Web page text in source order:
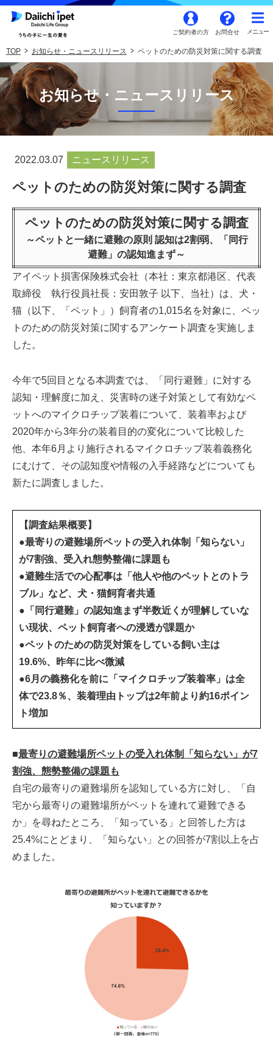
ご契約者の方 お問合せ
TOP お知らせ・ニュースリリース ペットのための防災対策に関する調査
お知らせ・ニュースリリース
2022.03.07 ニュースリリース
ペットのための防災対策に関する調査
ペットのための防災対策に関する調査
～ペットと一緒に避難の原則 認知は2割弱、「同行
避難」の認知進まず～
アイペット損害保険株式会社（本社：東京都港区、代表
取締役 執行役員社長：安田敦子 以下、当社）は、犬・
猫（以下、「ペット」）飼育者の1,015名を対象に、ペッ
トのための防災対策に関するアンケート調査を実施しま
した。
今年で5回目となる本調査では、「同行避難」に対する
認知・理解度に加え、災害時の迷子対策として有効なペ
ットへのマイクロチップ装着について、装着率および
2020年から3年分の装着目的の変化について比較した
他、本年6月より施行されるマイクロチップ装着義務化
にむけて、その認知度や情報の入手経路などについても
新たに調査しました。
【調査結果概要】
●最寄りの避難場所ペットの受入れ体制「知らない」
が7割強、受入れ態勢整備に課題も
●避難生活での心配事は「他人や他のペットとのトラ
ブル」など、犬・猫飼育者共通
●「同行避難」の認知進まず半数近くが理解していな
い現状、ペット飼育者への浸透が課題か
●ペットのための防災対策をしている飼い主は
19.6%、昨年に比べ微減
●6月の義務化を前に「マイクロチップ装着率」は全
体で23.8％、装着理由トップは2年前より約16ポイン
ト増加
■最寄りの避難場所ペットの受入れ体制「知らない」が7
割強、態勢整備の課題も
自宅の最寄りの避難場所を認知している方に対し、「自
宅から最寄りの避難場所がペットを連れて避難できる
か」を尋ねたところ、「知っている」と回答した方は
25.4%にとどまり、「知らない」との回答が7割以上を占
めました。